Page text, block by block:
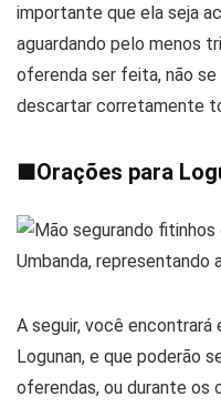
importante que ela seja
aguardando pelo menos
oferenda ser feita, não
descartar corretamente
■Orações para
A seguir, você encontrará
Logunan, e que poderão
oferendas, ou durante os